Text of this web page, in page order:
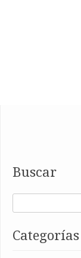
Buscar
Categorías